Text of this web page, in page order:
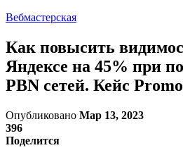
Вебмастерская
Как повысить
Яндексе на 45% при
PBN сетей. Кейс
Опубликовано Мар 13, 2023
396
Поделится